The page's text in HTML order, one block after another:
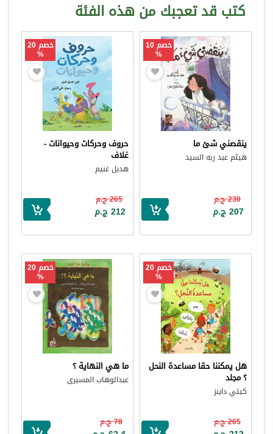
كتب قد تعجبك من هذه الفئة
خصم 10
%
ينقصني شئ ما
هيثم عبد ربه السيد
230 ج.م
207 ج.م
خصم 20
%
حروف وحركات وحيوانات -
غلاف
هديل غنيم
265 ج.م
212 ج.م
خصم 20
%
هل يمكننا حقا مساعدة النحل
؟ مجلد
كيتي داينز
265 ج.م
خصم 20
%
ما هي النهاية ؟
عبدالوهاب المسيرى
78 ج.م